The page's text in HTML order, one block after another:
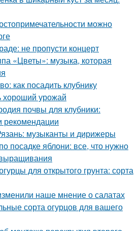
можно
не пропусти концерт
«Цветы»: музыка, которая
как посадить клубнику
хороший урожай
почвы для клубники:
музыканты и дирижеры
посадке яблони: все, что нужно
для открытого грунта: сорта
наше мнение о салатах
сорта огурцов для вашего